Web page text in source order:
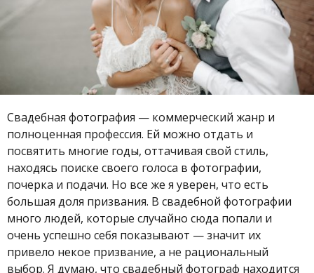
Свадебная фотография — коммерческий жанр и
полноценная профессия. Ей можно отдать и
посвятить многие годы, оттачивая свой стиль,
находясь поиске своего голоса в фотографии,
почерка и подачи. Но все же я уверен, что есть
большая доля призвания. В свадебной фотографии
много людей, которые случайно сюда попали и
очень успешно себя показывают — значит их
привело некое призвание, а не рациональный
выбор. Я думаю, что свадебный фотограф находится